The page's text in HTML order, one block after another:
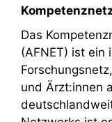
Das
(AFNET) ist ein
und Ärzt:innen